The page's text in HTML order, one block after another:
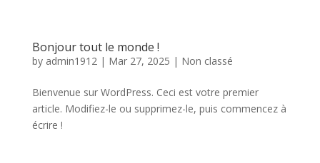
Bonjour tout le monde !
by admin1912| Mar 27, 2025 | Non classé
Bienvenue sur WordPress. Ceci est votre premier
article. Modifiez-le ou supprimez-le, puis commencez à
écrire !